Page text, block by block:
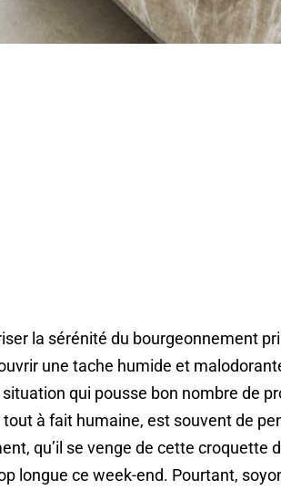
la sérénité du bourgeonnement
une tache humide et
situation qui pousse bon nombre de
à fait humaine, est souvent de
qu’il se venge de cette croquette
longue ce week-end. Pourtant,